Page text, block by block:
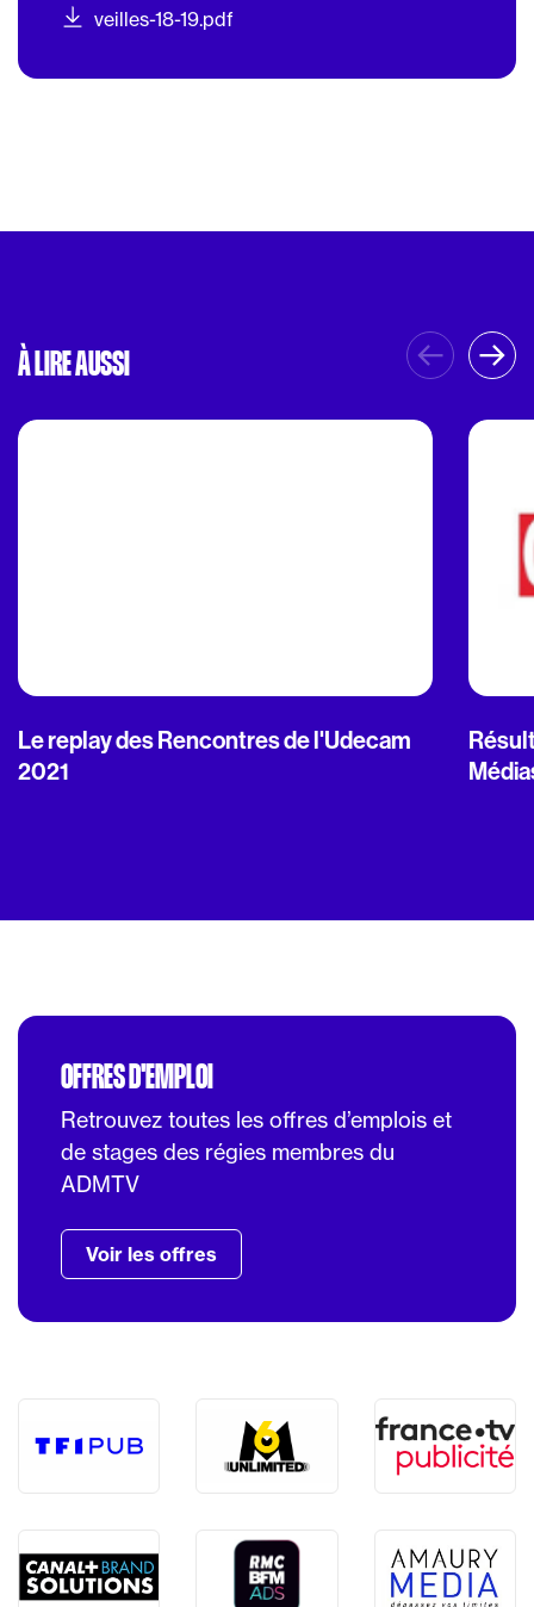
veilles-18-19.pdf
À LIRE AUSSI
Le replay des Rencontres de l'Udecam
2021
OFFRES D'EMPLOI
Retrouvez toutes les offres d’emplois et
de stages des régies membres du
ADMTV
Voir les offres